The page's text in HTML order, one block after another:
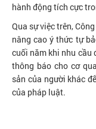
hành động tích cực
Qua sự việc trên,
nâng cao ý thức tự
cuối năm khi nhu cầu
thông báo cho cơ
sản của người khác
của pháp luật.